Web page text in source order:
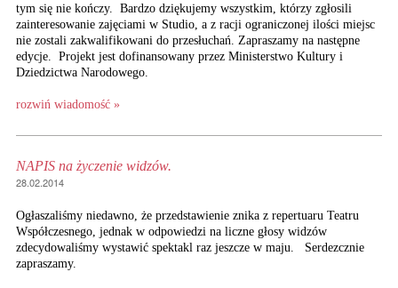
tym się nie kończy. Bardzo dziękujemy wszystkim, którzy zgłosili
zainteresowanie zajęciami w Studio, a z racji ograniczonej ilości miejsc
nie zostali zakwalifikowani do przesłuchań. Zapraszamy na następne
edycje. Projekt jest dofinansowany przez Ministerstwo Kultury i
Dziedzictwa Narodowego.
rozwiń wiadomość »
NAPIS na życzenie widzów.
28.02.2014
Ogłaszaliśmy niedawno, że przedstawienie znika z repertuaru Teatru
Współczesnego, jednak w odpowiedzi na liczne głosy widzów
zdecydowaliśmy wystawić spektakl raz jeszcze w maju. Serdezcznie
zapraszamy.